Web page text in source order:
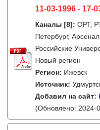
11-03-1996 - 17-
Каналы [8]: ОРТ,
Петербург,
Российские
Новый регион
Регион: Ижевск
Источник:
Добавил на сайт:
(Обновлено: 2024-